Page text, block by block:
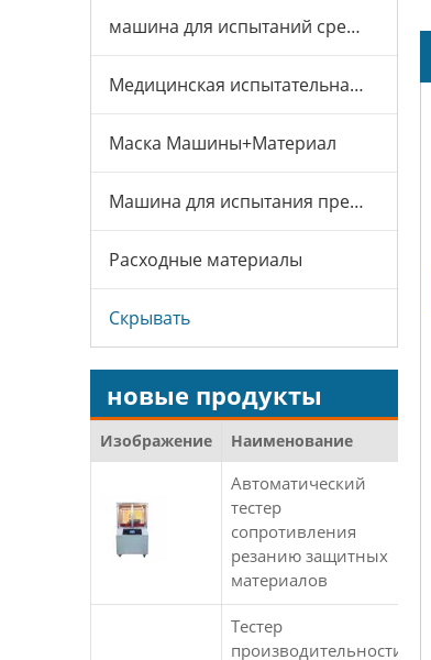
машина для испытаний средств индивидуальной защиты
Медицинская испытательная машина
Маска Машины+Материал
Машина для испытания презервативов
Расходные материалы
Скрывать
новые продукты
Изображение Наименование
Автоматический
тестер
сопротивления
резанию защитных
материалов
Тестер
производительности